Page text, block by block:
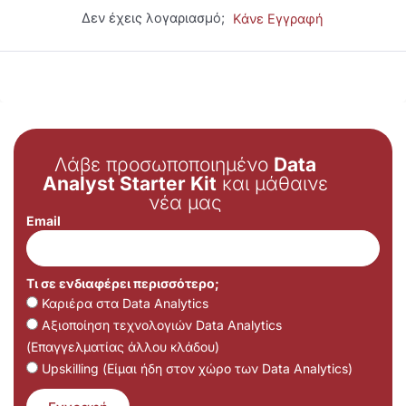
Δεν έχεις λογαριασμό; Κάνε Εγγραφή
Λάβε προσωποποιημένο Data
Analyst Starter Kit και μάθαινε
νέα μας
Email
Τι σε ενδιαφέρει περισσότερο;
Καριέρα στα Data Analytics
Αξιοποίηση τεχνολογιών Data Analytics
(Επαγγελματίας άλλου κλάδου)
Upskilling (Είμαι ήδη στον χώρο των Data Analytics)